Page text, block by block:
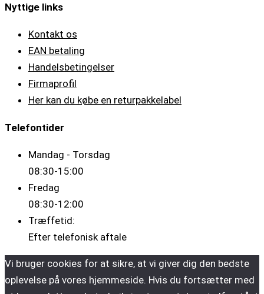
Nyttige links
Kontakt os
EAN betaling
Handelsbetingelser
Firmaprofil
Her kan du købe en returpakkelabel
Telefontider
Mandag - Torsdag
08:30-15:00
Fredag
08:30-12:00
Træffetid:
Efter telefonisk aftale
Vi bruger cookies for at sikre, at vi giver dig den bedste
oplevelse på vores hjemmeside. Hvis du fortsætter med